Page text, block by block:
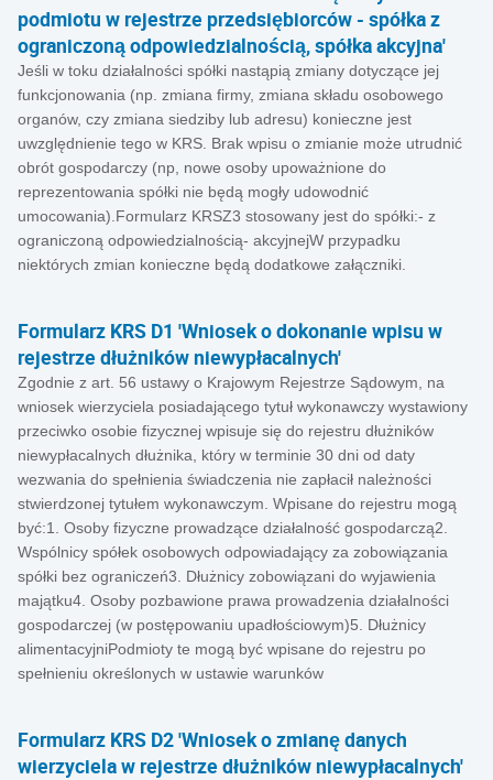
podmiotu w rejestrze przedsiębiorców - spółka z
ograniczoną odpowiedzialnością, spółka akcyjna'
Jeśli w toku działalności spółki nastąpią zmiany dotyczące jej
funkcjonowania (np. zmiana firmy, zmiana składu osobowego
organów, czy zmiana siedziby lub adresu) konieczne jest
uwzględnienie tego w KRS. Brak wpisu o zmianie może utrudnić
obrót gospodarczy (np, nowe osoby upoważnione do
reprezentowania spółki nie będą mogły udowodnić
umocowania).Formularz KRSZ3 stosowany jest do spółki:- z
ograniczoną odpowiedzialnością- akcyjnejW przypadku
niektórych zmian konieczne będą dodatkowe załączniki.
Formularz KRS D1 'Wniosek o dokonanie wpisu w
rejestrze dłużników niewypłacalnych'
Zgodnie z art. 56 ustawy o Krajowym Rejestrze Sądowym, na
wniosek wierzyciela posiadającego tytuł wykonawczy wystawiony
przeciwko osobie fizycznej wpisuje się do rejestru dłużników
niewypłacalnych dłużnika, który w terminie 30 dni od daty
wezwania do spełnienia świadczenia nie zapłacił należności
stwierdzonej tytułem wykonawczym. Wpisane do rejestru mogą
być:1. Osoby fizyczne prowadzące działalność gospodarczą2.
Wspólnicy spółek osobowych odpowiadający za zobowiązania
spółki bez ograniczeń3. Dłużnicy zobowiązani do wyjawienia
majątku4. Osoby pozbawione prawa prowadzenia działalności
gospodarczej (w postępowaniu upadłościowym)5. Dłużnicy
alimentacyjniPodmioty te mogą być wpisane do rejestru po
spełnieniu określonych w ustawie warunków
Formularz KRS D2 'Wniosek o zmianę danych
wierzyciela w rejestrze dłużników niewypłacalnych'